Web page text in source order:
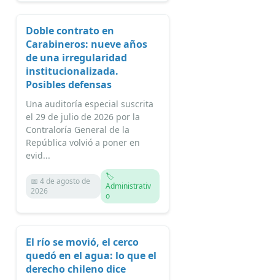
Doble contrato en
Carabineros: nueve años
de una irregularidad
institucionalizada.
Posibles defensas
Una auditoría especial suscrita
el 29 de julio de 2026 por la
Contraloría General de la
República volvió a poner en
evid...
📅 4 de agosto de
2026
🏷️
Administrativ
o
El río se movió, el cerco
quedó en el agua: lo que el
derecho chileno dice